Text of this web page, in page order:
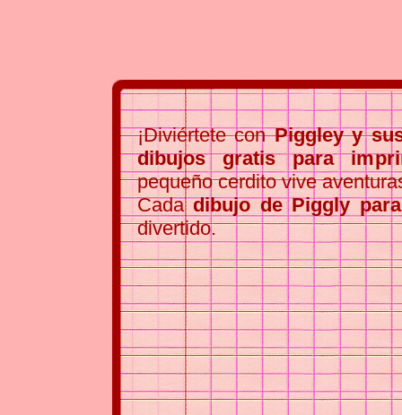
¡Diviértete conPiggley y
dibujos gratis para
pequeño cerdito vive
Cadadibujo de Piggly
divertido.